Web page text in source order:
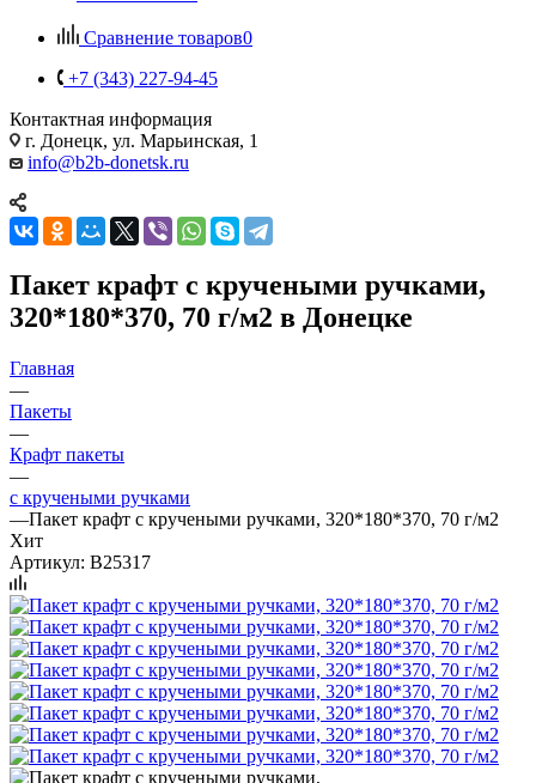
Сравнение товаров0
+7 (343) 227-94-45
Контактная информация
г. Донецк, ул. Марьинская, 1
info@b2b-donetsk.ru
Пакет крафт с кручеными ручками,
320*180*370, 70 г/м2 в Донецке
Главная
—
Пакеты
—
Крафт пакеты
—
с кручеными ручками
—Пакет крафт с кручеными ручками, 320*180*370, 70 г/м2
Хит
Артикул: B25317